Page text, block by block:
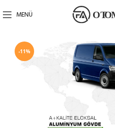
MENÜ
-11%